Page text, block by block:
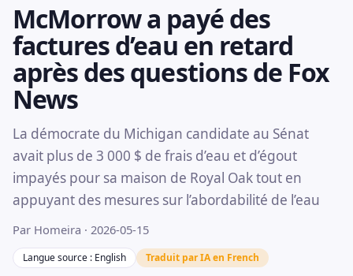
McMorrow a payé des
factures d’eau en retard
après des questions de Fox
News
La démocrate du Michigan candidate au Sénat
avait plus de 3 000 $ de frais d’eau et d’égout
impayés pour sa maison de Royal Oak tout en
appuyant des mesures sur l’abordabilité de l’eau
Par Homeira · 2026-05-15
Langue source : English Traduit par IA en French